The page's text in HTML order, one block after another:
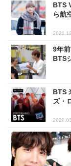
BTS
ら航
9年
BTS
BTS
ズ・